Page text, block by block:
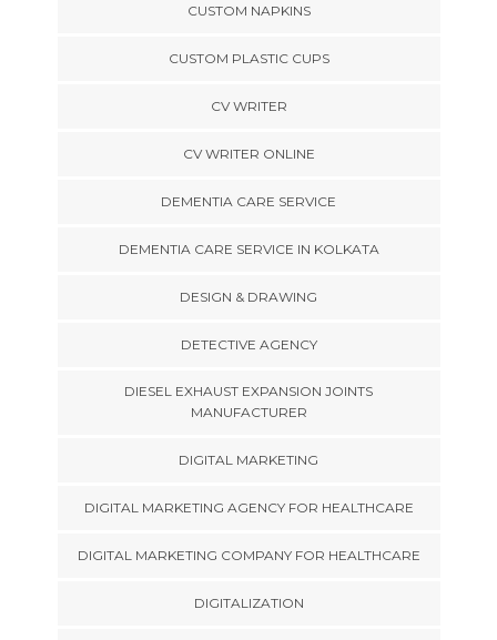
CUSTOM NAPKINS
CUSTOM PLASTIC CUPS
CV WRITER
CV WRITER ONLINE
DEMENTIA CARE SERVICE
DEMENTIA CARE SERVICE IN KOLKATA
DESIGN & DRAWING
DETECTIVE AGENCY
DIESEL EXHAUST EXPANSION JOINTS
MANUFACTURER
DIGITAL MARKETING
DIGITAL MARKETING AGENCY FOR HEALTHCARE
DIGITAL MARKETING COMPANY FOR HEALTHCARE
DIGITALIZATION